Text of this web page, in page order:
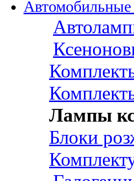
Лампы
Блоки